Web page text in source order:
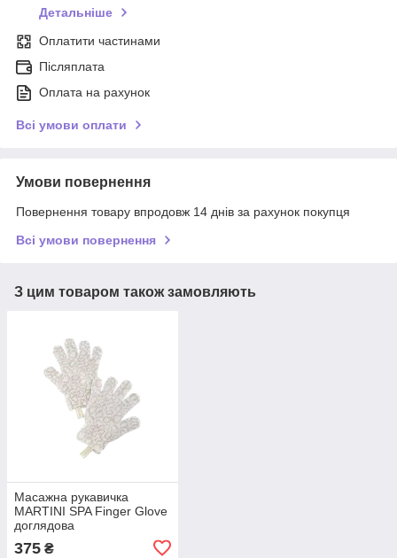
Детальніше
Оплатити частинами
Післяплата
Оплата на рахунок
Всі умови оплати
Умови повернення
Повернення товару впродовж 14 днів за рахунок покупця
Всі умови повернення
З цим товаром також замовляють
Масажна рукавичка
MARTINI SPA Finger Glove
доглядова
375 ₴